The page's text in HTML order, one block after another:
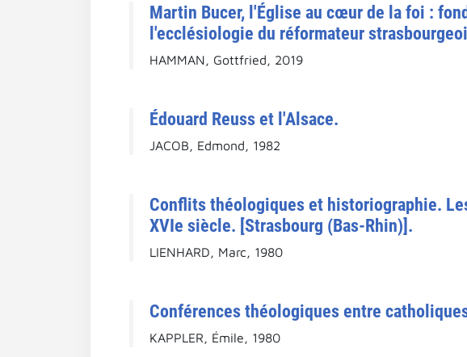
Martin Bucer, l'Église au cœur de la foi :
l'ecclésiologie du réformateur
HAMMAN, Gottfried, 2019
Édouard Reuss et l'Alsace.
JACOB, Edmond, 1982
Conflits théologiques et historiographie.
XVIe siècle. [Strasbourg (Bas-Rhin)].
LIENHARD, Marc, 1980
Conférences théologiques entre
KAPPLER, Émile, 1980